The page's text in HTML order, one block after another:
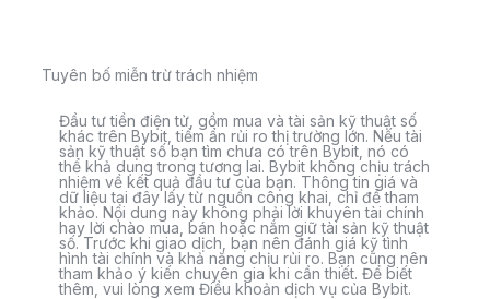
Tuyên bố miễn trừ trách nhiệm
Đầu tư tiền điện tử, gồm mua và tài sản kỹ thuật số
khác trên Bybit, tiềm ẩn rủi ro thị trường lớn. Nếu tài
sản kỹ thuật số bạn tìm chưa có trên Bybit, nó có
thể khả dụng trong tương lai. Bybit không chịu trách
nhiệm về kết quả đầu tư của bạn. Thông tin giá và
dữ liệu tại đây lấy từ nguồn công khai, chỉ để tham
khảo. Nội dung này không phải lời khuyên tài chính
hay lời chào mua, bán hoặc nắm giữ tài sản kỹ thuật
số. Trước khi giao dịch, bạn nên đánh giá kỹ tình
hình tài chính và khả năng chịu rủi ro. Bạn cũng nên
tham khảo ý kiến chuyên gia khi cần thiết. Để biết
thêm, vui lòng xem Điều khoản dịch vụ của Bybit.